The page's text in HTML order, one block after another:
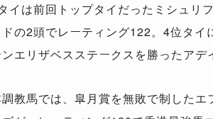
イは前回トップタイだったミシュリ
の2頭でレーティング122。4位タイ
エリザベスステークスを勝ったア
教馬では、皐月賞を無敗で制したエ